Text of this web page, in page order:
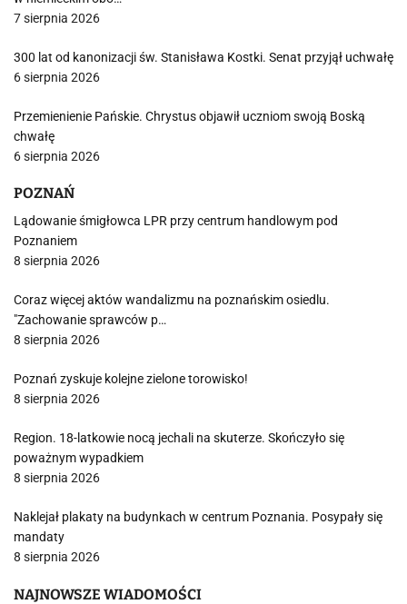
7 sierpnia 2026
300 lat od kanonizacji św. Stanisława Kostki. Senat przyjął uchwałę
6 sierpnia 2026
Przemienienie Pańskie. Chrystus objawił uczniom swoją Boską
chwałę
6 sierpnia 2026
POZNAŃ
Lądowanie śmigłowca LPR przy centrum handlowym pod
Poznaniem
8 sierpnia 2026
Coraz więcej aktów wandalizmu na poznańskim osiedlu.
"Zachowanie sprawców p…
8 sierpnia 2026
Poznań zyskuje kolejne zielone torowisko!
8 sierpnia 2026
Region. 18-latkowie nocą jechali na skuterze. Skończyło się
poważnym wypadkiem
8 sierpnia 2026
Naklejał plakaty na budynkach w centrum Poznania. Posypały się
mandaty
8 sierpnia 2026
NAJNOWSZE WIADOMOŚCI